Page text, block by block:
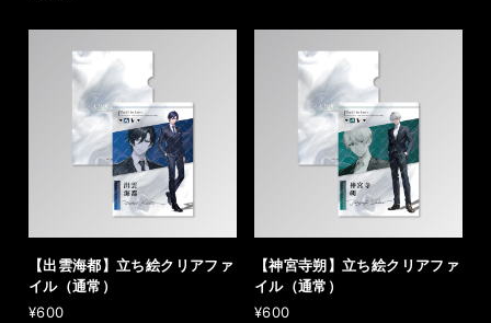
【出雲海都】立ち絵クリアファ
イル（通常）
¥600
【神宮寺朔】立ち絵クリアファ
イル（通常）
¥600